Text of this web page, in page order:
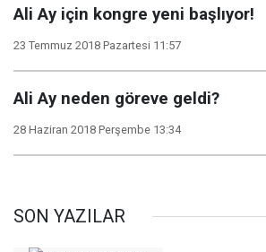
Ali Ay için kongre yeni başlıyor!
23 Temmuz 2018 Pazartesi 11:57
Ali Ay neden göreve geldi?
28 Haziran 2018 Perşembe 13:34
SON YAZILAR